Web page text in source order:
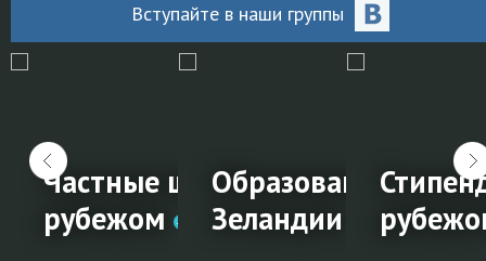
Вступайте в наши группы
к IELTS в
Частные школы за
рубежом
Образование в
Зеландии